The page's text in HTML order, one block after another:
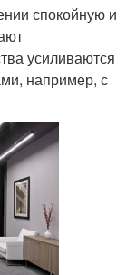
спокойную и
усиливаются
например, с